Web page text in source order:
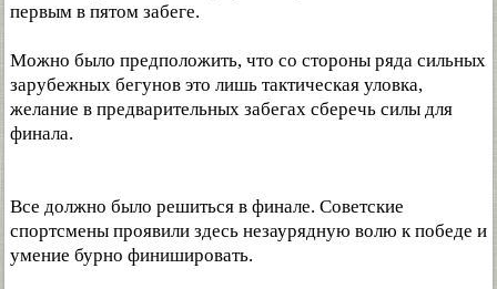
первым в пятом забеге.
Можно было предположить, что со стороны ряда сильных
зарубежных бегунов это лишь тактическая уловка,
желание в предварительных забегах сберечь силы для
финала.
Все должно было решиться в финале. Советские
спортсмены проявили здесь незаурядную волю к победе и
умение бурно финишировать.